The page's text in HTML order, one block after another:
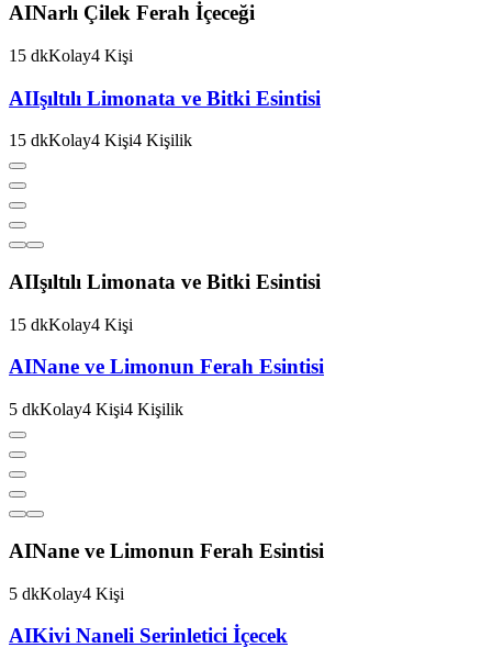
AINarlı Çilek Ferah İçeceği
15 dkKolay4 Kişi
AIIşıltılı Limonata ve Bitki Esintisi
15 dkKolay4 Kişi4 Kişilik
AIIşıltılı Limonata ve Bitki Esintisi
15 dkKolay4 Kişi
AINane ve Limonun Ferah Esintisi
5 dkKolay4 Kişi4 Kişilik
AINane ve Limonun Ferah Esintisi
5 dkKolay4 Kişi
AIKivi Naneli Serinletici İçecek